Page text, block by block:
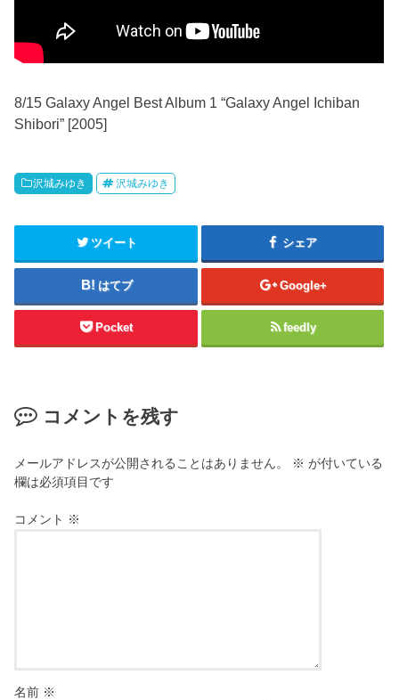
8/15 Galaxy Angel Best Album 1 “Galaxy Angel Ichiban
Shibori” [2005]
沢城みゆき 沢城みゆき
ツイート シェア
はてブ Google+
Pocket feedly
コメントを残す
メールアドレスが公開されることはありません。 ※ が付いている
欄は必須項目です
コメント ※
名前 ※